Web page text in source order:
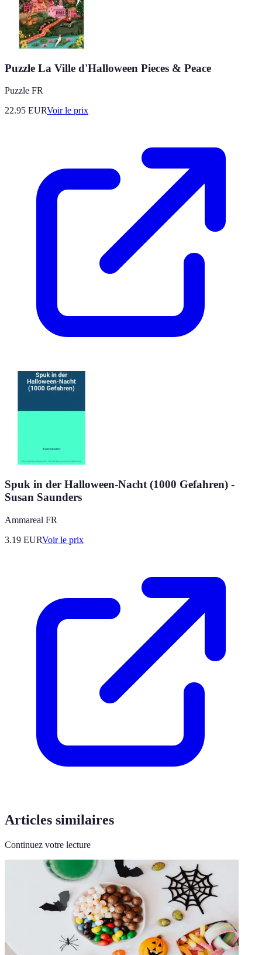
Puzzle La Ville d'Halloween Pieces & Peace
Puzzle FR
22.95 EURVoir le prix
Spuk in der Halloween-Nacht (1000 Gefahren) -
Susan Saunders
Ammareal FR
3.19 EURVoir le prix
Articles similaires
Continuez votre lecture